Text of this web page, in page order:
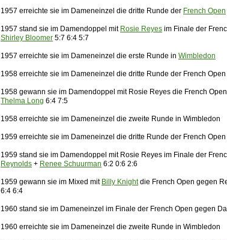
1957 erreichte sie im Dameneinzel die dritte Runde der French Open
1957 stand sie im Damendoppel mit Rosie Reyes im Finale der
Shirley Bloomer 5:7 6:4 5:7
1957 erreichte sie im Dameneinzel die erste Runde in Wimbledon
1958 erreichte sie im Dameneinzel die dritte Runde der French Open
1958 gewann sie im Damendoppel mit Rosie Reyes die French
Thelma Long 6:4 7:5
1958 erreichte sie im Dameneinzel die zweite Runde in Wimbledon
1959 erreichte sie im Dameneinzel die dritte Runde der French Open
1959 stand sie im Damendoppel mit Rosie Reyes im Finale der
Reynolds + Renee Schuurman 6:2 0:6 2:6
1959 gewann sie im Mixed mit Billy Knightdie French Open gegen
6:4 6:4
1960 stand sie im Dameneinzel im Finale der French Open gegen
1960 erreichte sie im Dameneinzel die zweite Runde in Wimbledon